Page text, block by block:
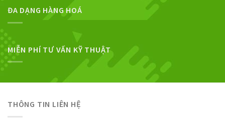
ĐA DẠNG HÀNG HOÁ
MIỄN PHÍ TƯ VẤN KỸ THUẬT
THÔNG TIN LIÊN HỆ